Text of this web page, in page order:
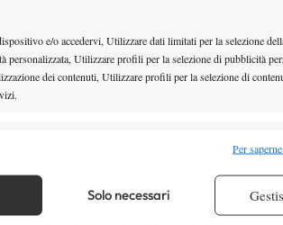
e/o accedervi, Utilizzare dati limitati per la selezione
personalizzata, Utilizzare profili per la selezione di pubblicità
dei contenuti, Utilizzare profili per la selezione di
alle informazioni trasmesse automaticamente.
Per
Solo necessari